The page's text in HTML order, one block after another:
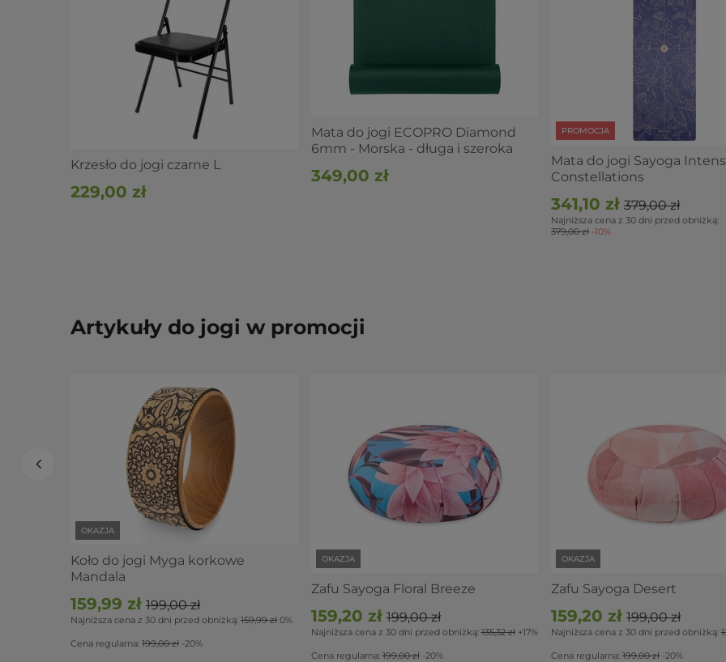
Krzesło do jogi czarne L
229,00 zł
Mata do jogi ECOPRO Diamond
6mm - Morska - długa i szeroka
349,00 zł
PROMOCJA
Mata do jogi Sayoga
Constellations
341,10 zł 379,00 zł
Najniższa cena z 30 dni przed obniżką:
379,00 zł -10%
Artykuły do jogi w promocji
OKAZJA
Koło do jogi Myga korkowe
Mandala
159,99 zł 199,00 zł
Najniższa cena z 30 dni przed obniżką: 159,99 zł 0%
Cena regularna: 199,00 zł -20%
OKAZJA
Zafu Sayoga Floral Breeze
159,20 zł 199,00 zł
Najniższa cena z 30 dni przed obniżką:135,32 zł +17%
Cena regularna:199,00 zł -20%
OKAZJA
Zafu Sayoga Desert
159,20 zł 199,00 zł
Najniższa cena z 30 dni przed obniżką:
Cena regularna: 199,00 zł -20%